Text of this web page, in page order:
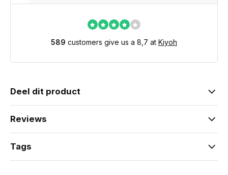
589 customers give us a 8,7 at Kiyoh
Deel dit product
Reviews
Tags